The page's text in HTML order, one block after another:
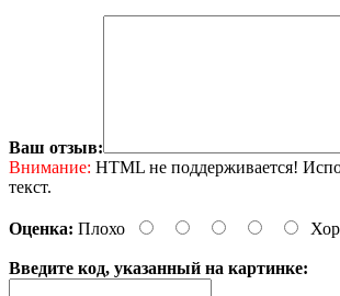
Ваш отзыв:
Внимание: HTML не поддерживается!
текст.
Оценка: Плохо
Введите код, указанный на картинке: